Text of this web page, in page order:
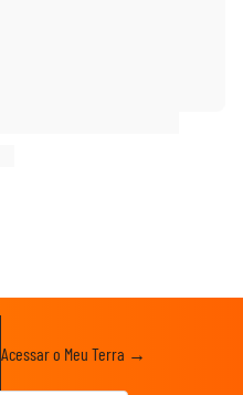
Acessar o Meu Terra →